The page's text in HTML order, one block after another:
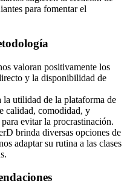
para fomentar el
valoran positivamente los
y la disponibilidad de
la utilidad de la plataforma de
calidad, comodidad, y
evitar la procrastinación.
brinda diversas opciones de
adaptar su rutina a las clases